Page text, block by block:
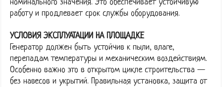
номинального значения. Это обеспечивает устойчивую
работу и продлевает срок службы оборудования.
УСЛОВИЯ ЭКСПЛУАТАЦИИ НА ПЛОЩАДКЕ
Генератор должен быть устойчив к пыли, влаге,
перепадам температуры и механическим воздействиям.
Особенно важно это в открытом цикле строительства —
без навесов и укрытий. Правильная установка, защита от